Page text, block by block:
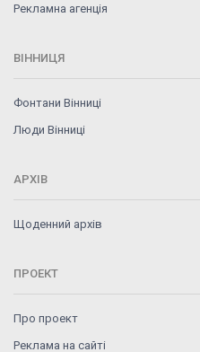
Рекламна агенція
ВІННИЦЯ
Фонтани Вінниці
Люди Вінниці
АРХІВ
Щоденний архів
ПРОЕКТ
Про проект
Реклама на сайті